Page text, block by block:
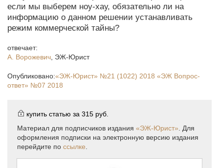
если мы выберем ноу-хау, обязательно ли на
информацию о данном решении устанавливать
режим коммерческой тайны?
отвечает:
А. Ворожевич ЭЖ-Юрист
Опубликовано:«ЭЖ-Юрист» №21 (1022) 2018 «ЭЖ Вопрос-
ответ» №07 2018
купить статью за 315 руб.
Материал для подписчиков издания «ЭЖ-Юрист» . Для
оформления подписки на электронную версию издания
перейдите по ссылке